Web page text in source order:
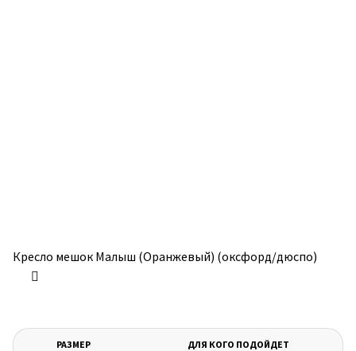
Кресло мешок Малыш (Оранжевый) (оксфорд/дюспо)
РАЗМЕР ДЛЯ КОГО ПОДОЙДЕТ